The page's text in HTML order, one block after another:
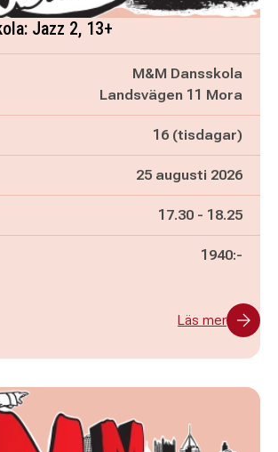
Jazz 2, 13+
M&M Dansskola
Landsvägen 11 Mora
16 (tisdagar)
25 augusti 2026
Pågår mellan
17.30 - och
18.25
1940:-
Läs mer